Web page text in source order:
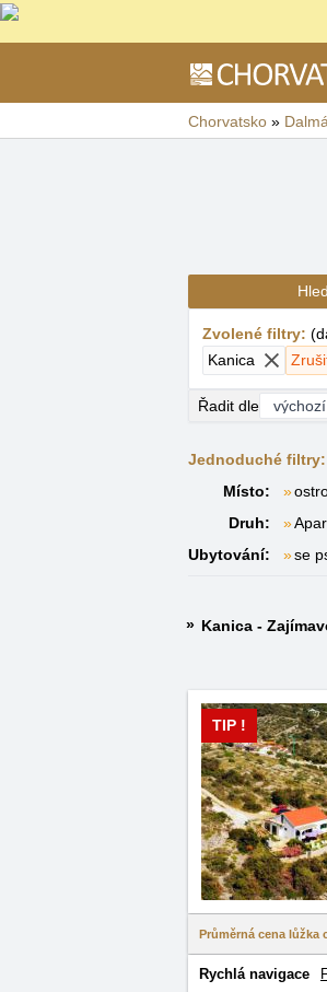
Chorvatsko »
Zvolené filtry: (
Kanica
Řadit dle
Jednoduché filtry:
Místo:
Druh:
Ubytování:
se
Kanica -
TIP !
Průměrná cena lůžka
Rychlá navigace